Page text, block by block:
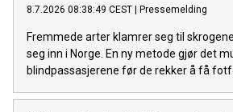
8.7.2026 08:38:49 CEST Pressemelding
Fremmede arter klamrer seg til
seg inn i Norge. En ny metode gjør det
blindpassasjerene før de rekker å få